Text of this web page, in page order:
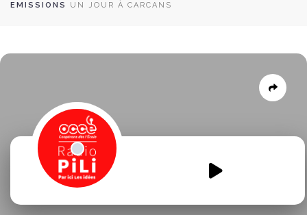
CONTACT
EMISSIONS UN JOUR À CARCANS
Un-jour-a-Carcans.mp3